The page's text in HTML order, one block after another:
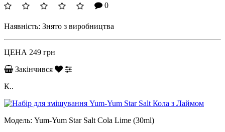
0
Наявність: Знято з виробництва
ЦЕНА 249 грн
Закінчився
К..
Модель: Yum-Yum Star Salt Cola Lime (30ml)